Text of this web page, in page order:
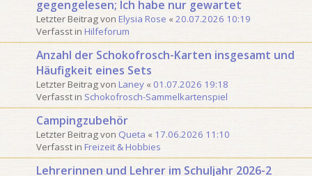
e
S
c
h
e
o
n
0
gegengelesen; Ich habe nur gewartet
Letzter Beitrag von Elysia Rose «20.07.2026 10:19
Verfasst in Hilfeforum
Anzahl der Schokofrosch-Karten insgesamt und
Häufigkeit eines Sets
Letzter Beitrag von Laney « 01.07.2026 19:18
Verfasst in Schokofrosch-Sammelkartenspiel
Campingzubehör
Letzter Beitrag von Queta « 17.06.2026 11:10
Verfasst in Freizeit & Hobbies
Lehrerinnen und Lehrer im Schuljahr 2026-2